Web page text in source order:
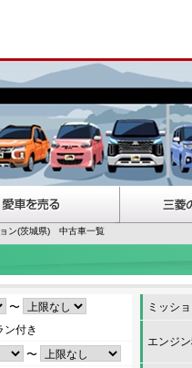
ン(茨城県) 中古車一覧
〜
ン付き
〜
ミッシ
エンジン